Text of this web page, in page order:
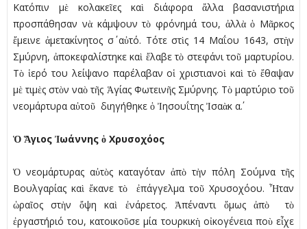
Κατόπιν µὲ κολακεῖες καὶ διάφορα ἄλλα βασανιστήρια
προσπάθησαν νὰ κάµψουν τὸ φρόνηµά του, ἀλλὰ ὁ Μᾶρκος
ἔµεινε ἀµετακίνητος σ΄ αὐτό. Τότε στὶς 14 Μαΐου 1643, στὴν
Σµύρνη, ἀποκεφαλίστηκε καὶ ἔλαβε τὸ στεφάνι τοῦ µαρτυρίου.
Τὸ ἱερό του λείψανο παρέλαβαν οἱ χριστιανοὶ καὶ τὸ ἔθαψαν
µὲ τιµὲς στὸν ναὸ τῆς Ἁγίας Φωτεινῆς Σµύρνης. Τὸ µαρτύριο τοῦ
νεοµάρτυρα αὐτοῦ διηγήθηκε ὁ Ἰησουΐτης Ἰσαὰκ α΄.
Ὁ Ἅγιος Ἰωάννης ὁ Χρυσοχόος
Ὁ νεοµάρτυρας αὐτὸς καταγόταν ἀπὸ τὴν πόλη Σούµνα τῆς
Βουλγαρίας καὶ ἔκανε τὸ ἐπάγγελµα τοῦ Χρυσοχόου. Ἦταν
ὡραῖος στὴν ὄψη καὶ ἐνάρετος. Ἀπέναντι ὅµως ἀπὸ τὸ
ἐργαστήριό του, κατοικοῦσε µία τουρκικὴ οἰκογένεια ποὺ εἶχε